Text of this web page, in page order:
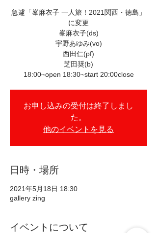
急遽「峯麻衣子 一人旅！2021関西・徳島」
に変更
峯麻衣子(ds)
宇野あゆみ(vo)
西田仁(pf)
芝田奨(b)
18:00~open 18:30~start 20:00close
お申し込みの受付は終了しまし
た。
他のイベントを見る
日時・場所
2021年5月18日 18:30
gallery zing
イベントについて